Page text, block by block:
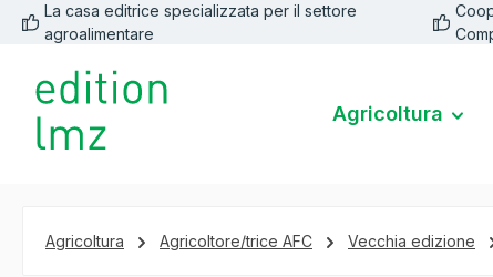
Passa alla navigazione principale
La casa editrice specializzata per il settore
agroalimentare
Agricoltura
Agricoltura Agricoltore/trice AFC Vecchia edizione